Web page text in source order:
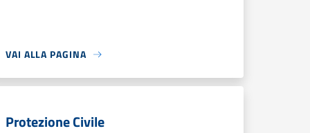
VAI ALLA PAGINA
Protezione Civile